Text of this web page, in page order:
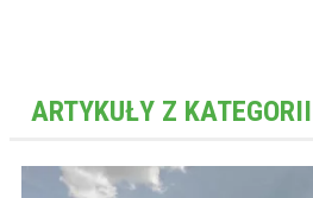
ARTYKUŁY Z KATEGORII